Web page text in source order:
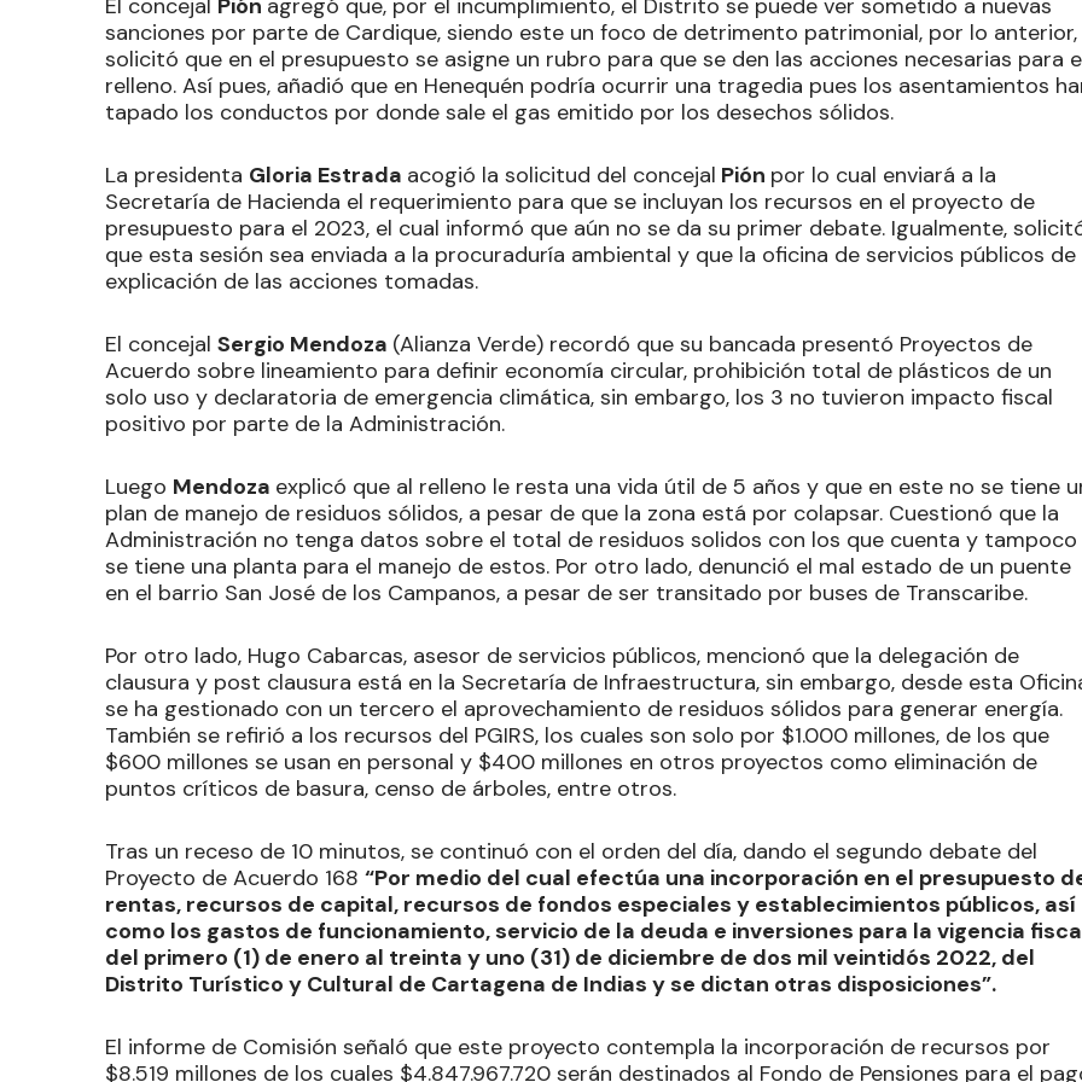
El concejal Pión agregó que, por el incumplimiento, el Distrito se puede ver sometido a nuevas
sanciones por parte de Cardique, siendo este un foco de detrimento patrimonial, por lo anterior,
solicitó que en el presupuesto se asigne un rubro para que se den las acciones necesarias para
relleno. Así pues, añadió que en Henequén podría ocurrir una tragedia pues los asentamientos
tapado los conductos por donde sale el gas emitido por los desechos sólidos.
La presidenta Gloria Estrada acogió la solicitud del concejal Pión por lo cual enviará a la
Secretaría de Hacienda el requerimiento para que se incluyan los recursos en el proyecto de
presupuesto para el 2023, el cual informó que aún no se da su primer debate. Igualmente,
que esta sesión sea enviada a la procuraduría ambiental y que la oficina de servicios públicos de
explicación de las acciones tomadas.
El concejal Sergio Mendoza (Alianza Verde) recordó que su bancada presentó Proyectos de
Acuerdo sobre lineamiento para definir economía circular, prohibición total de plásticos de un
solo uso y declaratoria de emergencia climática, sin embargo, los 3 no tuvieron impacto fiscal
positivo por parte de la Administración.
Luego Mendoza explicó que al relleno le resta una vida útil de 5 años y que en este no se tiene
plan de manejo de residuos sólidos, a pesar de que la zona está por colapsar. Cuestionó que la
Administración no tenga datos sobre el total de residuos solidos con los que cuenta y tampoco
se tiene una planta para el manejo de estos. Por otro lado, denunció el mal estado de un puente
en el barrio San José de los Campanos, a pesar de ser transitado por buses de Transcaribe.
Por otro lado, Hugo Cabarcas, asesor de servicios públicos, mencionó que la delegación de
clausura y post clausura está en la Secretaría de Infraestructura, sin embargo, desde esta
se ha gestionado con un tercero el aprovechamiento de residuos sólidos para generar energía.
También se refirió a los recursos del PGIRS, los cuales son solo por $1.000 millones, de los que
$600 millones se usan en personal y $400 millones en otros proyectos como eliminación de
puntos críticos de basura, censo de árboles, entre otros.
Tras un receso de 10 minutos, se continuó con el orden del día, dando el segundo debate del
Proyecto de Acuerdo 168 “Por medio del cual efectúa una incorporación en el presupuesto
rentas, recursos de capital, recursos de fondos especiales y establecimientos públicos, así
como los gastos de funcionamiento, servicio de la deuda e inversiones para la vigencia
del primero (1) de enero al treinta y uno (31) de diciembre de dos mil veintidós 2022, del
Distrito Turístico y Cultural de Cartagena de Indias y se dictan otras disposiciones”.
El informe de Comisión señaló que este proyecto contempla la incorporación de recursos por
$8.519 millones de los cuales $4.847.967.720 serán destinados al Fondo de Pensiones para el